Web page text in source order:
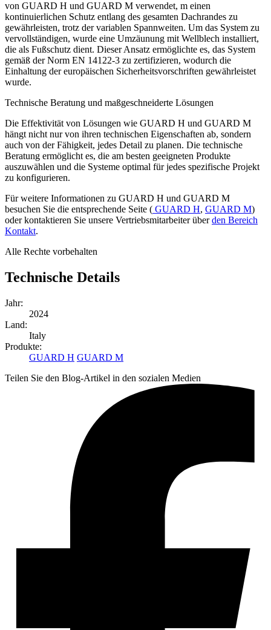
von GUARD H und GUARD M verwendet, m einen
kontinuierlichen Schutz entlang des gesamten Dachrandes zu
gewährleisten, trotz der variablen Spannweiten. Um das System zu
vervollständigen, wurde eine Umzäunung mit Wellblech installiert,
die als Fußschutz dient. Dieser Ansatz ermöglichte es, das System
gemäß derNorm EN 14122-3 zu zertifizieren, wodurch die
Einhaltung der europäischen Sicherheitsvorschriften gewährleistet
wurde.
Technische Beratung und maßgeschneiderte Lösungen
Die Effektivität von Lösungen wie GUARD H und GUARD M
hängt nicht nur von ihren technischen Eigenschaften ab, sondern
auch von der Fähigkeit, jedes Detail zu planen. Die technische
Beratung ermöglicht es, die am besten geeigneten Produkte
auszuwählen und die Systeme optimal für jedes spezifische Projekt
zu konfigurieren.
Für weitere Informationen zu GUARD H und GUARD M
besuchen Sie die entsprechende Seite ( GUARD H, GUARD M)
oderkontaktieren Sie unsere Vertriebsmitarbeiter überden Bereich
Kontakt.
Alle Rechte vorbehalten
Technische Details
Jahr:
2024
Land:
Italy
Produkte:
GUARD H GUARD M
Teilen Sie den Blog-Artikel in den sozialen Medien